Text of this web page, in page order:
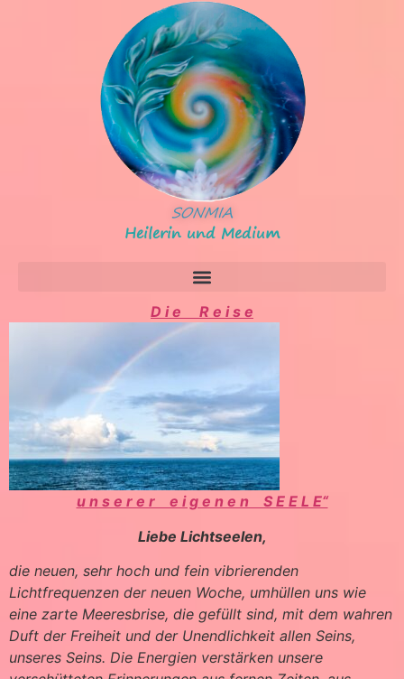
SONMIA
Heilerin und Medium
D i e R e i s e
u n s e r e r e i g e n e n S E E L E“
Liebe Lichtseelen,
die neuen, sehr hoch und fein vibrierenden
Lichtfrequenzen der neuen Woche, umhüllen uns wie
eine zarte Meeresbrise, die gefüllt sind, mit dem wahren
Duft der Freiheit und der Unendlichkeit allen Seins,
unseres Seins. Die Energien verstärken unsere